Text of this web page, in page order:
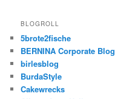
BLOGROLL
5brote2fische
BERNINA Corporate Blog
birlesblog
BurdaStyle
Cakewrecks